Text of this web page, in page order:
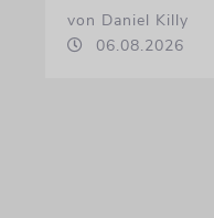
von Daniel Killy
06.08.2026